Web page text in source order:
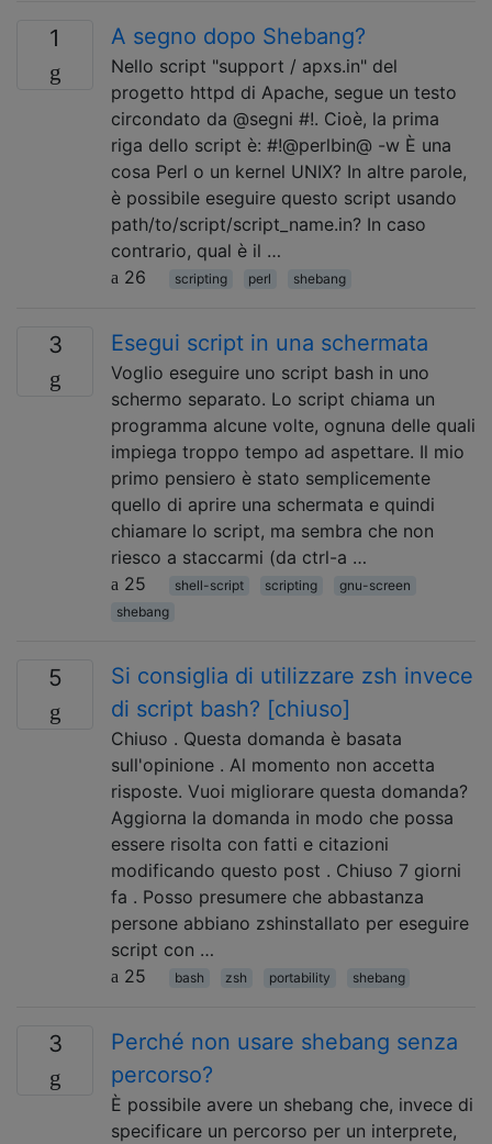
1 A segno dopo Shebang?
Nello script "support / apxs.in" del
progetto httpd di Apache, segue un testo
circondato da @segni #!. Cioè, la prima
riga dello script è: #!@perlbin@ -w È una
cosa Perl o un kernel UNIX? In altre parole,
è possibile eseguire questo script usando
path/to/script/script_name.in? In caso
contrario, qual è il …
26
scripting perl shebang
3 Esegui script in una schermata
Voglio eseguire uno script bash in uno
schermo separato. Lo script chiama un
programma alcune volte, ognuna delle quali
impiega troppo tempo ad aspettare. Il mio
primo pensiero è stato semplicemente
quello di aprire una schermata e quindi
chiamare lo script, ma sembra che non
riesco a staccarmi (da ctrl-a …
25
shell-script scripting
gnu-screen
shebang
5
Si consiglia di utilizzare zsh invece
di script bash? [chiuso]
Chiuso . Questa domanda è basata
sull'opinione . Al momento non accetta
risposte. Vuoi migliorare questa domanda?
Aggiorna la domanda in modo che possa
essere risolta con fatti e citazioni
modificando questo post . Chiuso 7 giorni
fa . Posso presumere che abbastanza
persone abbiano zshinstallato per eseguire
script con …
25
bash zsh portability shebang
3
Perché non usare shebang senza
percorso?
È possibile avere un shebang che, invece di
specificare un percorso per un interprete,